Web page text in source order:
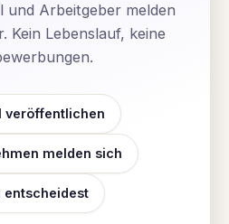
und Arbeitgeber melden
Kein Lebenslauf, keine
veröffentlichen
melden sich
entscheidest